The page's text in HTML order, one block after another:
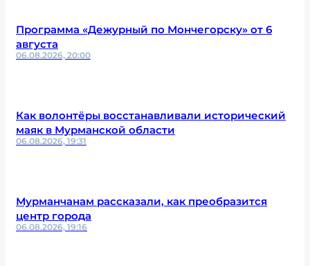
Программа «Дежурный по Мончегорску» от 6
августа
06.08.2026, 20:00
Как волонтёры восстанавливали исторический
маяк в Мурманской области
06.08.2026, 19:31
Мурманчанам рассказали, как преобразится
центр города
06.08.2026, 19:16